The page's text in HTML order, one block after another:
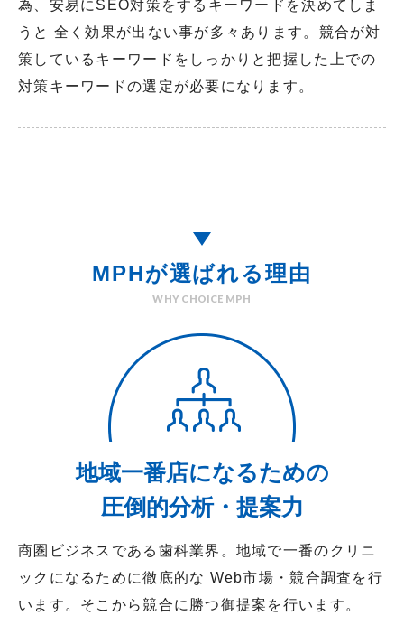
為、安易にSEO対策をするキーワードを決めてしま
うと 全く効果が出ない事が多々あります。競合が対
策しているキーワードをしっかりと把握した上での
対策キーワードの選定が必要になります。
MPHが選ばれる理由
WHY CHOICE MPH
地域一番店になるための
圧倒的分析・提案力
商圏ビジネスである歯科業界。地域で一番のクリニ
ックになるために徹底的な Web市場・競合調査を行
います。そこから競合に勝つ御提案を行います。